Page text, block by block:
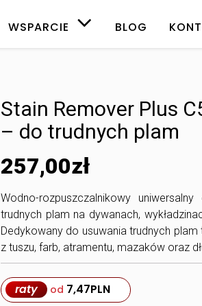
WSPARCIE BLOG
Stain Remover Plus
– do trudnych plam
257,00zł
Wodno-rozpuszczalnikowy
trudnych plam na dywanach,
Dedykowany do usuwania trudnych
z tuszu, farb, atramentu, mazaków oraz
raty od 7,47PLN